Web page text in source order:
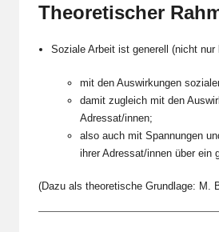
Theoretischer
Soziale Arbeit ist generell (nicht
mit den Auswirkungen
damit zugleich mit den
Adressat/innen;
also auch mit Spannungen
ihrer Adressat/innen über ein
(Dazu als theoretische Grundlage: M.